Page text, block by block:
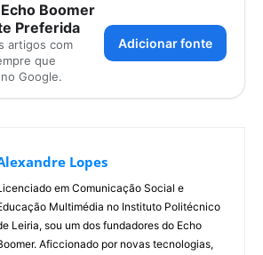
Boomer
Preferida
artigos com
que
Google.
Adicionar fonte
Lopes
em Comunicação Social e
Multimédia no Instituto Politécnico
Leiria, sou um dos fundadores do Echo
Aficcionado por novas tecnologias,